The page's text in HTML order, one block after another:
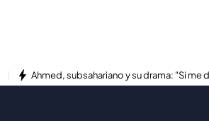
Ahmed, subsahariano y su drama: "Si